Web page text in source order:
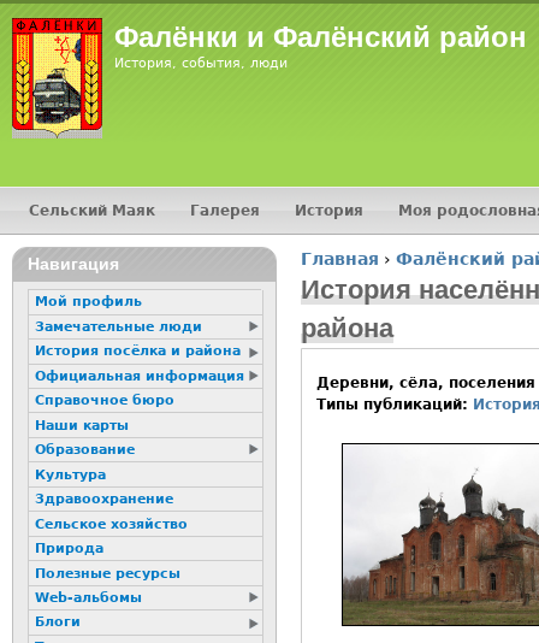
Фалёнки и Фалёнский район
История, события, люди
Вы здесь
Главная › Фалёнский
История
района
Деревни, сёла,
Типы публикаций:
Главное меню
Сельский Маяк Галерея История Моя
16+
Навигация
Мой профиль
Замечательные люди
История посёлка и района
Официальная информация
Справочное бюро
Наши карты
Образование
Культура
Здравоохранение
Сельское хозяйство
Природа
Полезные ресурсы
Web-альбомы
Блоги